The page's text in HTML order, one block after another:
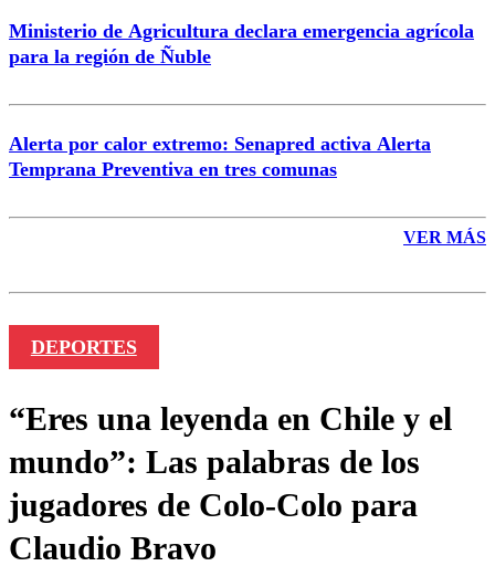
Ministerio de Agricultura declara emergencia agrícola
para la región de Ñuble
Alerta por calor extremo: Senapred activa Alerta
Temprana Preventiva en tres comunas
VER MÁS
DEPORTES
“Eres una leyenda en Chile y el
mundo”: Las palabras de los
jugadores de Colo-Colo para
Claudio Bravo